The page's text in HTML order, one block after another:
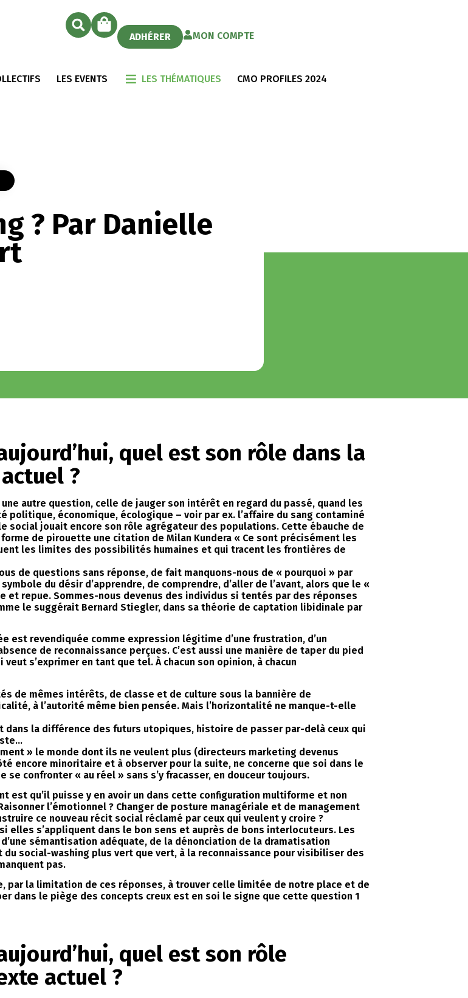
ADHÉRER MON COMPTE
LES EVENTS LES THÉMATIQUES CMO PROFILES 2024
? Par Danielle
quel est son rôle dans la
?
autre question, celle de jauger son intérêt en regard du passé, quand les
économique, écologique – voir par ex. l’affaire du sang contaminé
social jouait encore son rôle agrégateur des populations. Cette ébauche de
de pirouette une citation de Milan Kundera « Ce sont précisément les
les limites des possibilités humaines et qui tracent les frontières de
de questions sans réponse, de fait manquons-nous de « pourquoi » par
du désir d’apprendre, de comprendre, d’aller de l’avant, alors que le «
et repue. Sommes-nous devenus des individus si tentés par des réponses
le suggérait Bernard Stiegler, dans sa théorie de captation libidinale par
est revendiquée comme expression légitime d’une frustration, d’un
de reconnaissance perçues. C’est aussi une manière de taper du pied
s’exprimer en tant que tel. À chacun son opinion, à chacun
de mêmes intérêts, de classe et de culture sous la bannière de
à l’autorité même bien pensée. Mais l’horizontalité ne manque-t-elle
dans la différence des futurs utopiques, histoire de passer par-delà ceux qui
» le monde dont ils ne veulent plus (directeurs marketing devenus
encore minoritaire et à observer pour la suite, ne concerne que soi dans le
confronter « au réel » sans s’y fracasser, en douceur toujours.
est qu’il puisse y en avoir un dans cette configuration multiforme et non
l’émotionnel ? Changer de posture managériale et de management
ce nouveau récit social réclamé par ceux qui veulent y croire ?
s’appliquent dans le bon sens et auprès de bons interlocuteurs. Les
sémantisation adéquate, de la dénonciation de la dramatisation
social-washing plus vert que vert, à la reconnaissance pour visibiliser des
pas.
par la limitation de ces réponses, à trouver celle limitée de notre place et de
dans le piège des concepts creux est en soi le signe que cette question 1
quel est son rôle
actuel ?